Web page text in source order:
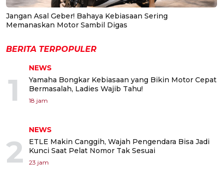
Jangan Asal Geber! Bahaya Kebiasaan Sering
Memanaskan Motor Sambil Digas
BERITA TERPOPULER
1
NEWS
Yamaha Bongkar Kebiasaan yang Bikin Motor Cepat
Bermasalah, Ladies Wajib Tahu!
18 jam
2
NEWS
ETLE Makin Canggih, Wajah Pengendara Bisa Jadi
Kunci Saat Pelat Nomor Tak Sesuai
23 jam